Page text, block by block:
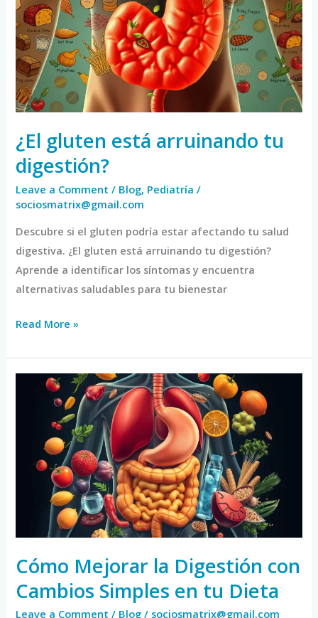
¿El gluten está arruinando tu
digestión?
Leave a Comment / Blog, Pediatría /
sociosmatrix@gmail.com
Descubre si el gluten podría estar afectando tu salud
digestiva. ¿El gluten está arruinando tu digestión?
Aprende a identificar los síntomas y encuentra
alternativas saludables para tu bienestar
arruinando
tu
digestión?
Read More »
Cómo Mejorar la Digestión con
Cambios Simples en tu Dieta
Leave a Comment / Blog / sociosmatrix@gmail.com
Mejorar
Digestión
Cambios
Simples
tu
Dieta